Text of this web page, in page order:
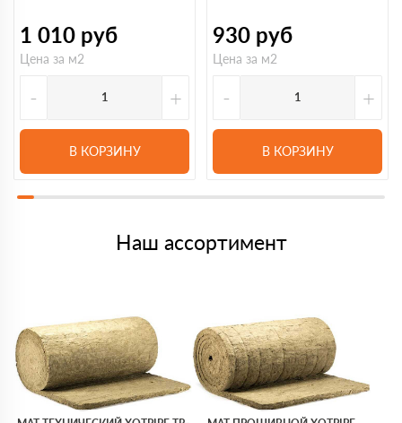
1 010 руб
Цена за м2
- +
В КОРЗИНУ
930 руб
Цена за м2
- +
В КОРЗИНУ
Наш ассортимент